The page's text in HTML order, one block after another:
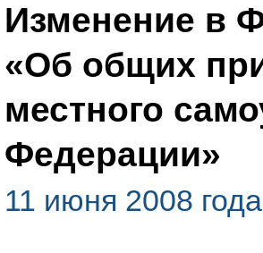
Изменение в
«Об общих
местного
Федерации»
11 июня 2008 года